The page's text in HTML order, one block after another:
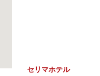
セリマホテル